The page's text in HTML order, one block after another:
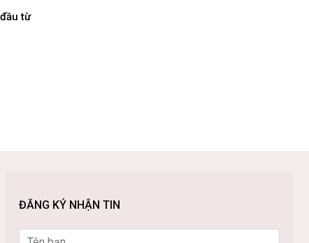
từ
ĐĂNG KÝ NHẬN TIN